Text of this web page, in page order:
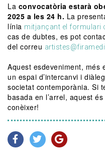
La convocatòria estarà
2025 a les 24 h. La
línia mitjançant el formulari
cas de dubtes, es pot
del correu
Aquest esdeveniment, més
un espai d’intercanvi i
societat contemporània. Si
basada en l’arrel, aquest
conèixer!